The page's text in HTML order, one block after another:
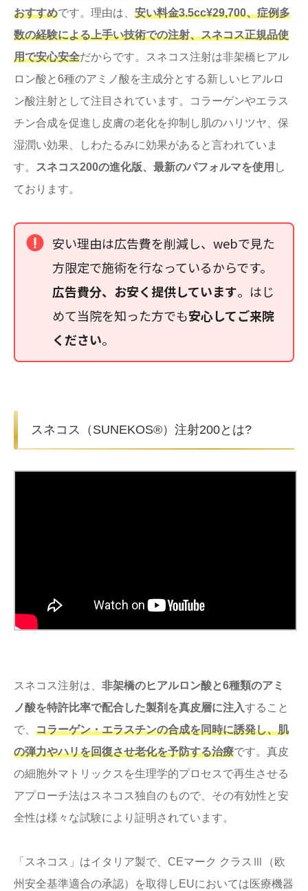
おすすめです。理由は、 安い料金3.5cc¥29,700、症例多
数の経験による上手い技術での注射、スネコス正規品使
用で安心安全だからです。スネコス注射は非架橋ヒアル
ロン酸と6種のアミノ酸を主成分とする新しいヒアルロ
ン酸注射として注目されています。コラーゲンやエラス
チン合成を促進し皮膚の老化を抑制し肌のハリツヤ、保
湿潤い効果、しわたるみに効果があると言われていま
す。
スネコス200の進化版、最新のパフォルマを使用 し
ております。
安い理由は広告費を削減し、webで見た
方限定で施術を行なっているからです。
広告費分、お安く提供しています。はじ
めて当院を知った方でも安心してご来院
ください。
スネコス（SUNEKOS®）注射200とは?
スネコス注射は、 非架橋のヒアルロン酸と6種類のアミ
ノ酸を特許比率で配合した製剤を真皮層に注入すること
で、 コラーゲン・エラスチンの合成を同時に誘発し、肌
の弾力やハリを回復させ老化を予防する治療です。真皮
の細胞外マトリックスを生理学的プロセスで再生させる
アプローチ法はスネコス独自のもので、その有効性と安
全性は様々な試験により証明されています。
「スネコス」はイタリア製で、CEマーク クラスⅢ（欧
州安全基準適合の承認）を取得しEUにおいては医療機器